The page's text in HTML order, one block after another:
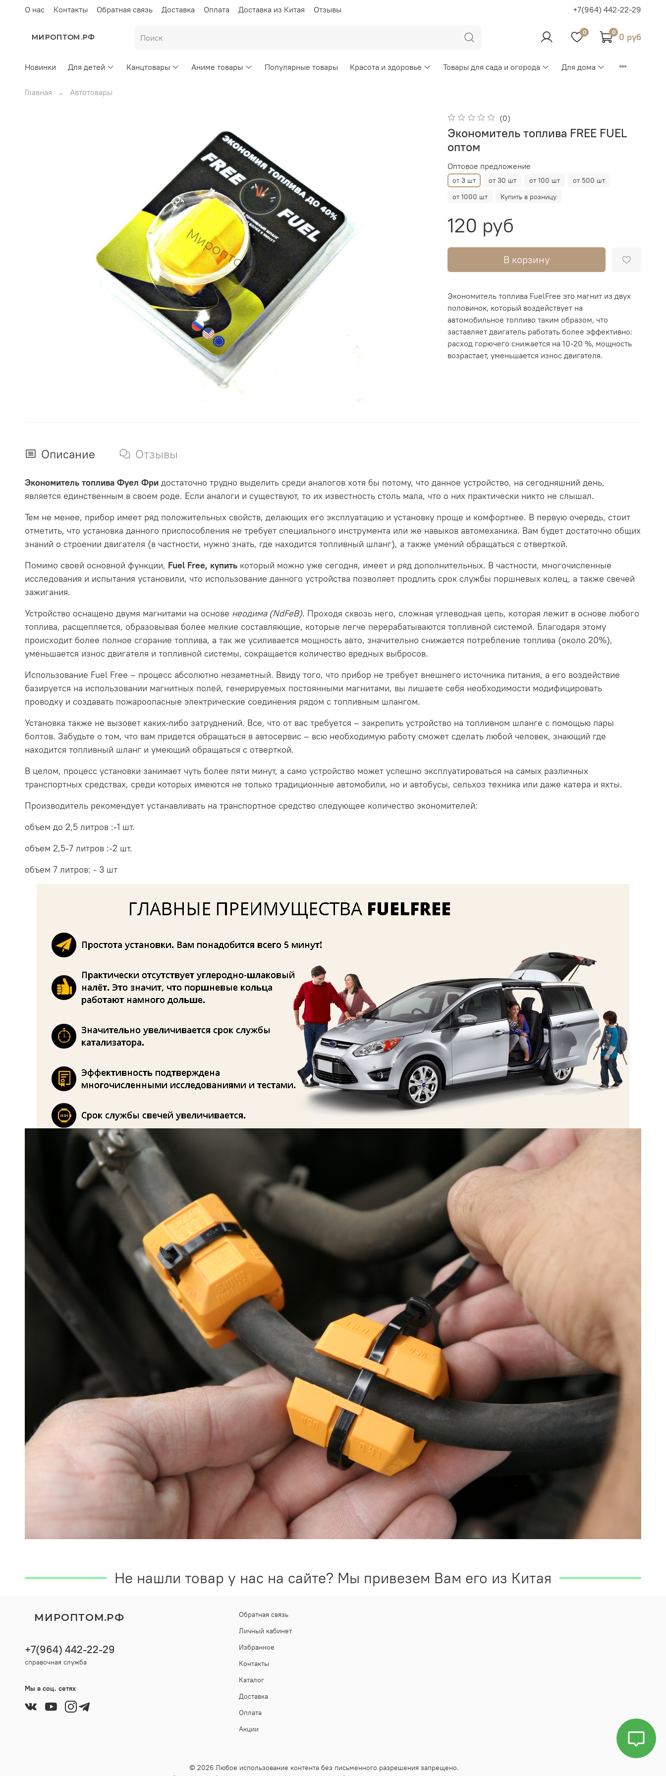
О нас Контакты Обратная связь Доставка Оплата Доставка из Китая Отзывы +7(964) 442-22-29
МИРОПТОМ.РФ
0 0 0 руб
Новинки Для детей Канцтовары Аниме товары Популярные товары Красота и здоровье Товары для сада и огорода Для дома
Главная Автотовары
(0)
Экономитель топлива FREE FUEL
оптом
Оптовое предложение
от 3 шт от 30 шт от 100 шт
от 500 шт
от 1000 шт
Купить в розницу
120 руб
В корзину
Экономитель топлива FuelFree это магнит из двух
половинок, который воздействует на
автомобильное топливо таким образом, что
заставляет двигатель работать более эффективно:
расход горючего снижается на 10-20 %, мощность
возрастает, уменьшается износ двигателя.
Описание Отзывы
Экономитель топлива Фуел Фри достаточно трудно выделить среди аналогов хотя бы потому, что данное устройство, на сегодняшний день,
является единственным в своем роде. Если аналоги и существуют, то их известность столь мала, что о них практически никто не слышал.
Тем не менее, прибор имеет ряд положительных свойств, делающих его эксплуатацию и установку проще и комфортнее. В первую очередь, стоит
отметить, что установка данного приспособления не требует специального инструмента или же навыков автомеханика. Вам будет достаточно общих
знаний о строении двигателя (в частности, нужно знать, где находится топливный шланг), а также умений обращаться с отверткой.
Помимо своей основной функции, Fuel Free, купить который можно уже сегодня, имеет и ряд дополнительных. В частности, многочисленные
исследования и испытания установили, что использование данного устройства позволяет продлить срок службы поршневых колец, а также свечей
зажигания.
Устройство оснащено двумя магнитами на основе неодима (NdFeB). Проходя сквозь него, сложная углеводная цепь, которая лежит в основе любого
топлива, расщепляется, образовывая более мелкие составляющие, которые легче перерабатываются топливной системой. Благодаря этому
происходит более полное сгорание топлива, а так же усиливается мощность авто, значительно снижается потребление топлива (около 20%),
уменьшается износ двигателя и топливной системы, сокращается количество вредных выбросов.
Использование Fuel Free – процесс абсолютно незаметный. Ввиду того, что прибор не требует внешнего источника питания, а его воздействие
базируется на использовании магнитных полей, генерируемых постоянными магнитами, вы лишаете себя необходимости модифицировать
проводку и создавать пожароопасные электрические соединения рядом с топливным шлангом.
Установка также не вызовет каких-либо затруднений. Все, что от вас требуется – закрепить устройство на топливном шланге с помощью пары
болтов. Забудьте о том, что вам придется обращаться в автосервис – всю необходимую работу сможет сделать любой человек, знающий где
находится топливный шланг и умеющий обращаться с отверткой.
В целом, процесс установки занимает чуть более пяти минут, а само устройство может успешно эксплуатироваться на самых различных
транспортных средствах, среди которых имеются не только традиционные автомобили, но и автобусы, сельхоз техника или даже катера и яхты.
Производитель рекомендует устанавливать на транспортное средство следующее количество экономителей:
объем до 2,5 литров :-1 шт.
объем 2,5-7 литров :-2 шт.
объем 7 литров: - 3 шт
Не нашли товар у нас на сайте? Мы привезем Вам его из Китая
Обратная связь
Личный кабинет
Избранное
Контакты
Каталог
Доставка
Оплата
Акции
МИРОПТОМ.РФ
+7(964) 442-22-29
справочная служба
Мы в соц. сетях
© 2026 Любое использование контента без письменного разрешения запрещено.